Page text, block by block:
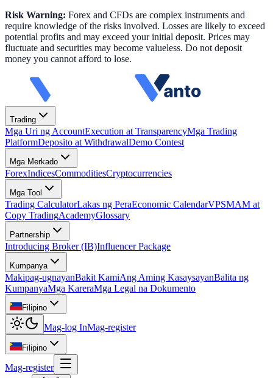
Risk Warning: Forex and CFDs are complex instruments and
require knowledge of the risks involved. Losses are likely to exceed
potential profits and may exceed your initial deposit. Prices may
fluctuate and securities may become valueless. Do not deposit
money you cannot afford to lose.
Trading
Mga Uri ng AccountExecution at TransparencyMga Trading
PlatformDeposito at WithdrawalDemo Contest
Mga Merkado
ForexIndicesCommoditiesCryptocurrencies
Mga Tool
Trading CalculatorLakas ng PeraEconomic CalendarVPSMAM at
Copy TradingAcademyGlossary
Partnership
Introducing Broker (IB)Influencer Package
Kumpanya
Makipag-ugnayanBakit KamiAng Aming KasaysayanBalita ng
KumpanyaMga KareraMga Legal na Dokumento
Filipino
Mag-log InMag-register
Filipino
Mag-register